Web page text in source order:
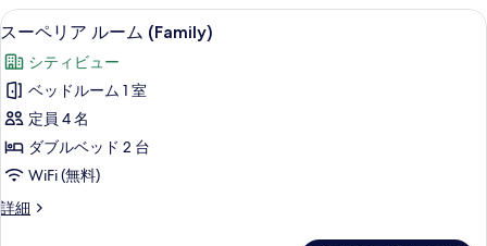
写
真
を
表
示
す
ー
ン
ベ
ッ
ド
1
台
シ
ル
ー
ク
イ
ン
ベ
ッ
ド
1
ス
ー
ペ
リ
ア
ル
ー
ム
ミニバー、セーフティボックス (室
4
スーペリア ルーム (Family)
シティビュー
ベッドルーム 1 室
定員 4 名
ダブルベッド 2 台
WiFi (無料)
詳細
ス